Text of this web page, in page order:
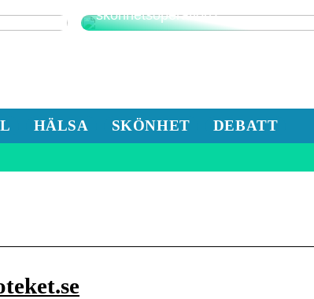
skönhetsoperation?
HÄLSA SKÖNHET DEBATT